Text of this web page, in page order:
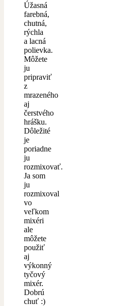
Úžasná
farebná,
chutná,
rýchla
a lacná
polievka.
Môžete
ju
pripraviť
z
mrazeného
aj
čerstvého
hrášku.
Dôležité
je
poriadne
ju
rozmixovať.
Ja som
ju
rozmixoval
vo
veľkom
mixéri
ale
môžete
použiť
aj
výkonný
tyčový
mixér.
Dobrú
chuť :)